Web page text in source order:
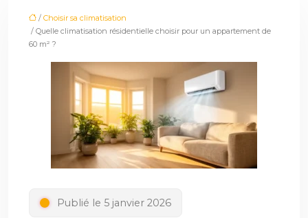
/ Choisir sa climatisation
/ Quelle climatisation résidentielle choisir pour un appartement de
60 m² ?
Publié le 5 janvier 2026